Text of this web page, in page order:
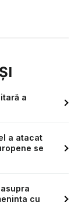
a
a atacat
se
cu